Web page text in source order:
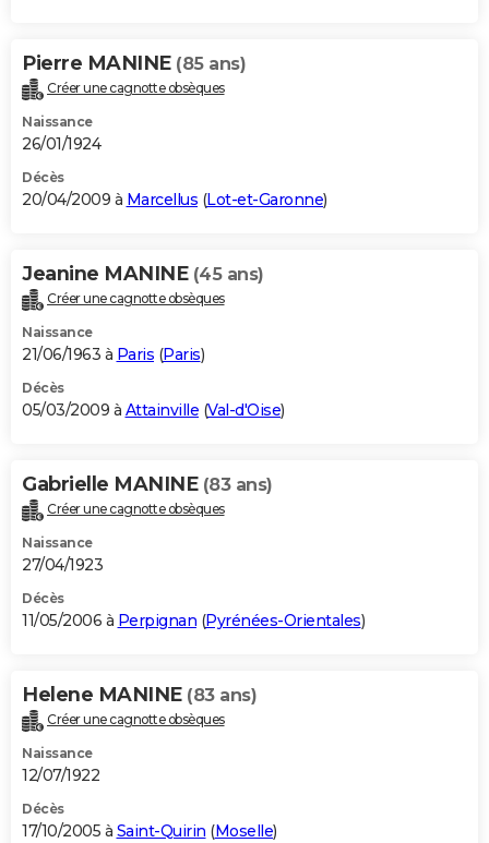
Pierre MANINE (85 ans)
Créer une cagnotte obsèques
Naissance
26/01/1924
Décès
20/04/2009 à Marcellus (Lot-et-Garonne)
Jeanine MANINE (45 ans)
Créer une cagnotte obsèques
Naissance
21/06/1963 à Paris (Paris)
Décès
05/03/2009 à Attainville (Val-d'Oise)
Gabrielle MANINE (83 ans)
Créer une cagnotte obsèques
Naissance
27/04/1923
Décès
11/05/2006 à Perpignan (Pyrénées-Orientales)
Helene MANINE (83 ans)
Créer une cagnotte obsèques
Naissance
12/07/1922
Décès
17/10/2005 à Saint-Quirin (Moselle)